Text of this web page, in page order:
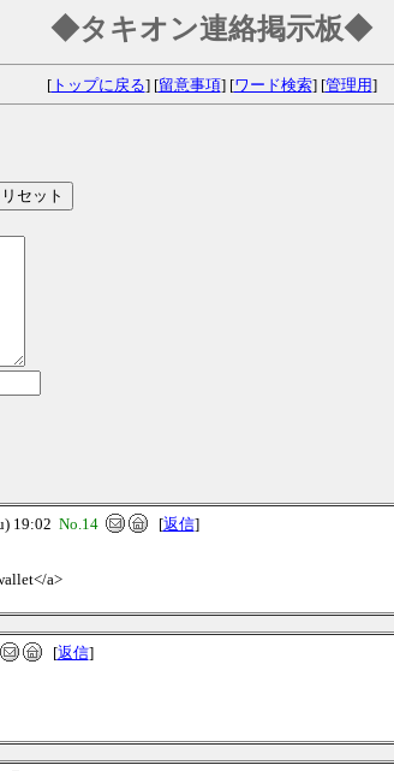
◆タキオン連絡掲示板◆
[トップに戻る] [留意事項] [ワード検索] [管理用]
19:02 No.14 [返信]
a>
[返信]